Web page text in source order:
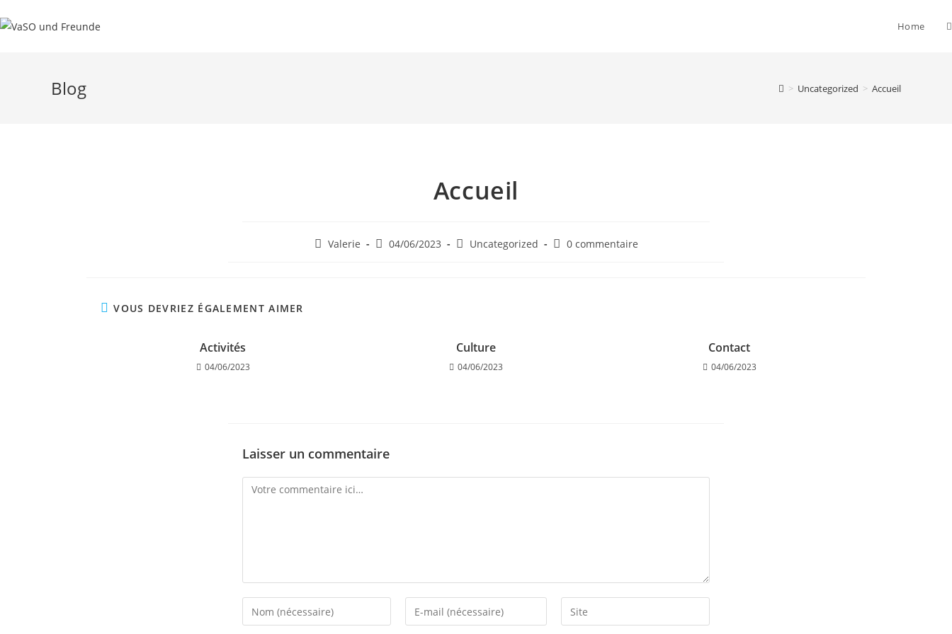
to
Home
Blog > Uncategorized > Accueil
Accueil
Auteur/autrice
Valerie
Post04/06/2023
PostUncategorized
Post0 commentaire
VOUS DEVRIEZ ÉGALEMENT AIMER
Activités
04/06/2023
Culture
04/06/2023
Contact
04/06/2023
Laisser un commentaire
Comment
Enter
your
Enter
your
Enter
your